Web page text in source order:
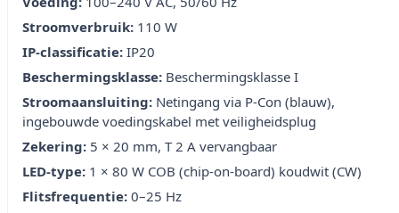
Stroomverbruik: 110 W
IP-classificatie: IP20
Beschermingsklasse: Beschermingsklasse I
Stroomaansluiting: Netingang via P-Con (blauw),
ingebouwde voedingskabel met veiligheidsplug
Zekering: 5 × 20 mm, T 2 A vervangbaar
LED-type: 1 × 80 W COB (chip-on-board) koudwit (CW)
Flitsfrequentie: 0–25 Hz